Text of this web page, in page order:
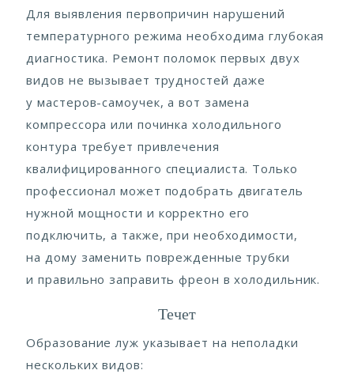
Для выявления первопричин нарушений
температурного режима необходима глубокая
диагностика. Ремонт поломок первых двух
видов не вызывает трудностей даже
у мастеров-самоучек, а вот замена
компрессора или починка холодильного
контура требует привлечения
квалифицированного специалиста. Только
профессионал может подобрать двигатель
нужной мощности и корректно его
подключить, а также, при необходимости,
на дому заменить поврежденные трубки
и правильно заправить фреон в холодильник.
Течет
Образование луж указывает на неполадки
нескольких видов: